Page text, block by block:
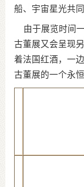
船、宇宙星光共
由于展览时间一
古董展又会呈现
着法国红酒，一
古董展的一个永